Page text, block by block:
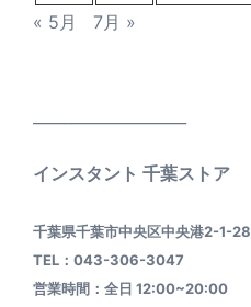
« 5月
7月 »
インスタント 千葉ストア
千葉県千葉市中央区中央港2-1-28
TEL：043-306-3047
営業時間：全日 12:00~20:00